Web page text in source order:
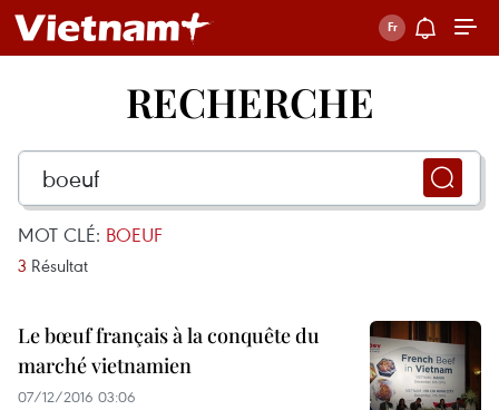
RECHERCHE
MOT CLÉ: BOEUF
3 Résultat
Le bœuf français à la conquête du
marché vietnamien
07/12/2016 03:06